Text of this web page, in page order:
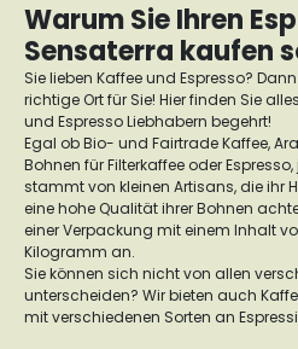
Warum Sie Ihren
Sensaterra kaufen
Sie lieben Kaffee und Espresso?
richtige Ort für Sie! Hier finden Sie
und Espresso Liebhabern begehrt!
Egal ob Bio- und Fairtrade Kaffee,
Bohnen für Filterkaffee oder
stammt von kleinen Artisans, die ihr
eine hohe Qualität ihrer Bohnen
einer Verpackung mit einem Inhalt
Kilogramm an.
Sie können sich nicht von allen
unterscheiden? Wir bieten auch
mit verschiedenen Sorten an